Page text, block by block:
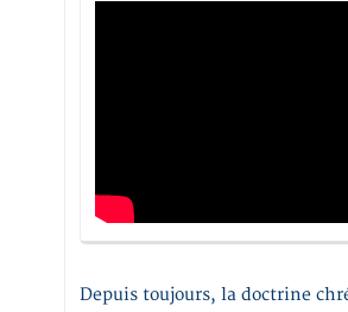
Depuis toujours, la doctrine